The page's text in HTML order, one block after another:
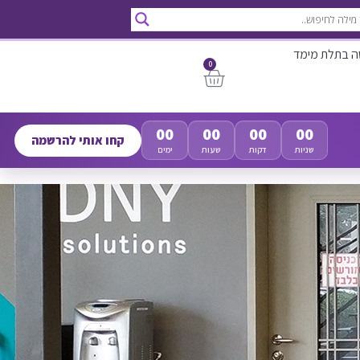
בתלת מימד
0
00
ימים
00
שעות
00
דקות
00
שניות
קחו אותי להרשמה